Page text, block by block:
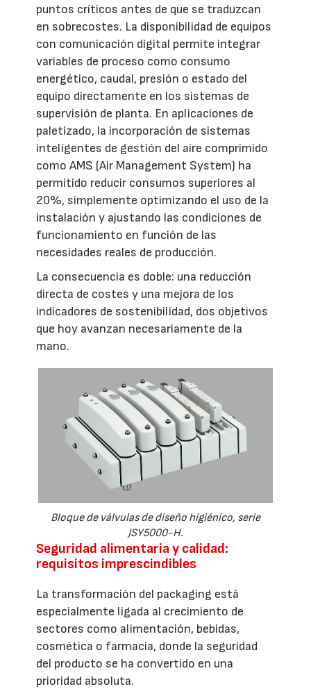
puntos críticos antes de que se traduzcan
en sobrecostes. La disponibilidad de equipos
con comunicación digital permite integrar
variables de proceso como consumo
energético, caudal, presión o estado del
equipo directamente en los sistemas de
supervisión de planta. En aplicaciones de
paletizado, la incorporación de sistemas
inteligentes de gestión del aire comprimido
como AMS (Air Management System) ha
permitido reducir consumos superiores al
20%, simplemente optimizando el uso de la
instalación y ajustando las condiciones de
funcionamiento en función de las
necesidades reales de producción.
La consecuencia es doble: una reducción
directa de costes y una mejora de los
indicadores de sostenibilidad, dos objetivos
que hoy avanzan necesariamente de la
mano.
Bloque de válvulas de diseño higiénico, serie
JSY5000-H.
Seguridad alimentaria y calidad:
requisitos imprescindibles
La transformación del packaging está
especialmente ligada al crecimiento de
sectores como alimentación, bebidas,
cosmética o farmacia, donde la seguridad
del producto se ha convertido en una
prioridad absoluta.